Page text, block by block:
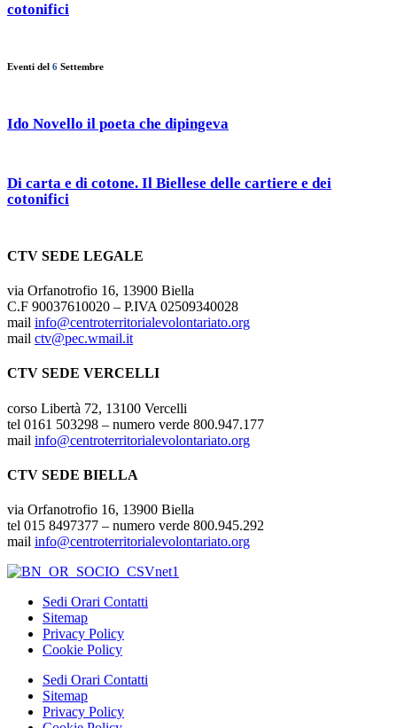
cotonifici
Eventi del 6 Settembre
Ido Novello il poeta che dipingeva
Di carta e di cotone. Il Biellese delle cartiere e dei
cotonifici
CTV SEDE LEGALE
via Orfanotrofio 16, 13900 Biella
C.F 90037610020 – P.IVA 02509340028
mail info@centroterritorialevolontariato.org
mail ctv@pec.wmail.it
CTV SEDE VERCELLI
corso Libertà 72, 13100 Vercelli
tel 0161 503298 – numero verde 800.947.177
mail info@centroterritorialevolontariato.org
CTV SEDE BIELLA
via Orfanotrofio 16, 13900 Biella
tel 015 8497377 – numero verde 800.945.292
mail info@centroterritorialevolontariato.org
Sedi Orari Contatti
Sitemap
Privacy Policy
Cookie Policy
Sedi Orari Contatti
Sitemap
Privacy Policy